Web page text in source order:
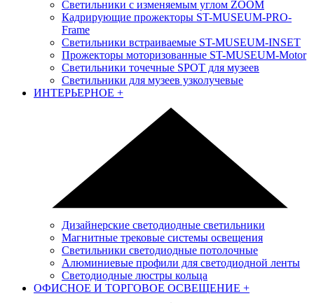
Светильники с изменяемым углом ZOOM
Кадрирующие прожекторы ST-MUSEUM-PRO-
Frame
Светильники встраиваемые ST-MUSEUM-INSET
Прожекторы моторизованные ST-MUSEUM-Motor
Светильники точечные SPOT для музеев
Светильники для музеев узколучевые
ИНТЕРЬЕРНОЕ +
Дизайнерские светодиодные светильники
Магнитные трековые системы освещения
Светильники светодиодные потолочные
Алюминиевые профили для светодиодной ленты
Светодиодные люстры кольца
ОФИСНОЕ И ТОРГОВОЕ ОСВЕЩЕНИЕ +